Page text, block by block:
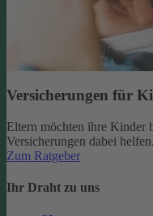
Versicherungen für
Eltern möchten ihre Kinder
Versicherungen dabei helfen.
Zum Ratgeber
Ihr Draht zu uns